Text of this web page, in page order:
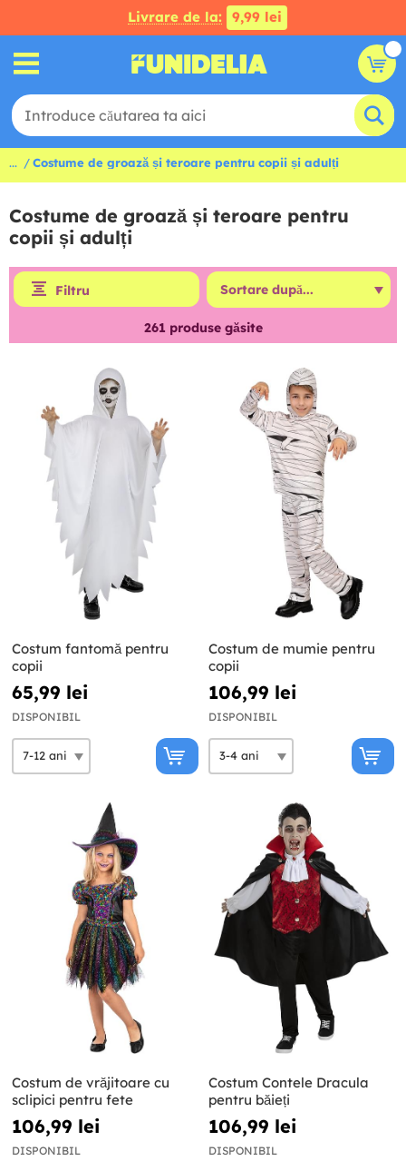
Livrare de la: 9,99 lei
... Costume de groază și teroare pentru copii și adulți
Costume de groază și teroare pentru
copii și adulți
Filtru
261 produse găsite
Costum fantomă pentru
copii
65,99 lei
DISPONIBIL
Costum de mumie pentru
copii
106,99 lei
DISPONIBIL
Costum de vrăjitoare cu
sclipici pentru fete
106,99 lei
DISPONIBIL
Costum Contele Dracula
pentru băieți
106,99 lei
DISPONIBIL